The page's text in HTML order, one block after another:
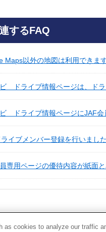
するFAQ
Maps以外の地図は利用できま
ドライブ情報ページは、ドラ
ドライブ情報ページにJAF会
イブメンバー登録を行いまし
専用ページの優待内容が紙面と
as cookies to analyze our traffic